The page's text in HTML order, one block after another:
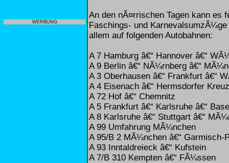
WERBUNG
An den nÃ¤rrischen Tagen kann es
Faschings- und
allem auf folgenden Autobahnen:
A 7 Hamburg â€“ Hannover â€“
A 9 Berlin â€“ NÃ¼rnberg â€“
A 3 Oberhausen â€“ Frankfurt â€“
A 4 Eisenach â€“ Hermsdorfer
A 72 Hof â€“ Chemnitz
A 5 Frankfurt â€“ Karlsruhe â€“
A 8 Karlsruhe â€“ Stuttgart â€“
A 99 Umfahrung MÃ¼nchen
A 95/B 2 MÃ¼nchen â€“ Garmisch-
A 93 Inntaldreieck â€“ Kufstein
A 7/B 310 Kempten â€“ FÃ¼ssen